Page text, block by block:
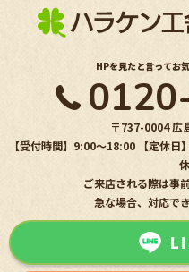
HPを見たと言ってお
〒737-0004 広
【受付時間】9:00〜18:00 【定休
ご来店される際は事
急な場合、対応で